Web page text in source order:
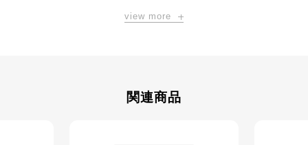
view more
関連商品